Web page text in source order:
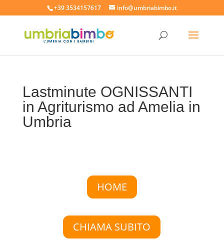
+39 3534157617 info@umbriabimbo.it
Lastminute OGNISSANTI
in Agriturismo ad Amelia in
Umbria
HOME
CHIAMA SUBITO